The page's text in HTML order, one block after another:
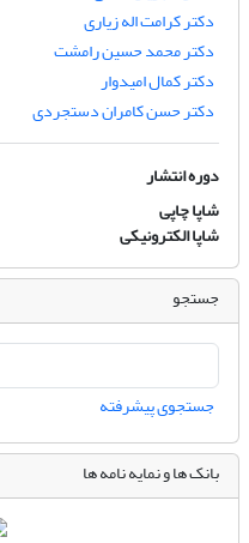
دکتر کرامت اله زیاری
دکتر محمد حسین رامشت
دکتر کمال امیدوار
دکتر حسن کامران دستجردی
دوره انتشار
شاپا چاپی
شاپا الکترونیکی
جستجو
جستجوی پیشرفته
بانک ها و نمایه نامه ها